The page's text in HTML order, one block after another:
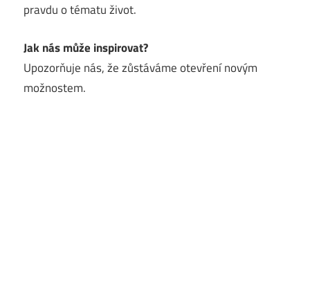
pravdu o tématu život.
Jak nás může inspirovat?
Upozorňuje nás, že zůstáváme otevření novým
možnostem.